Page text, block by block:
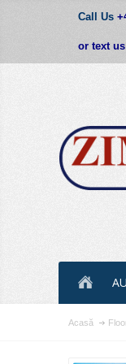
Call Us
or text
Acasă